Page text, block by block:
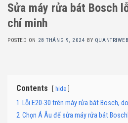
Sửa máy rửa bát Bosch
chí minh
POSTED ON 28 THÁNG 9, 2024 BY QUANTRIWEB
Contents hide
1 Lỗi E20-30 trên máy rửa bát Bosch,
2 Chọn Á Âu để sửa máy rửa bát